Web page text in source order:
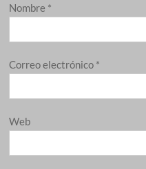
Nombre *
Correo electrónico *
Web